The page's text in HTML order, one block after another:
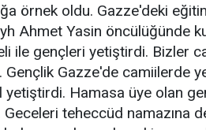
örnek oldu. Gazze'deki
Ahmet Yasin öncülüğünde
ile gençleri yetiştirdi. Bizler
Gençlik Gazze'de camiilerde
Hamasa üye olan
teheccüd namazına